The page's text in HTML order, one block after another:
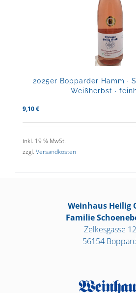
2025er Bopparder Hamm ·
Weißherbst ·
9,10 €
inkl. 19 % MwSt.
zzgl. Versandkosten
Weinhaus Heilig
Familie
Zelkesgasse 12
56154